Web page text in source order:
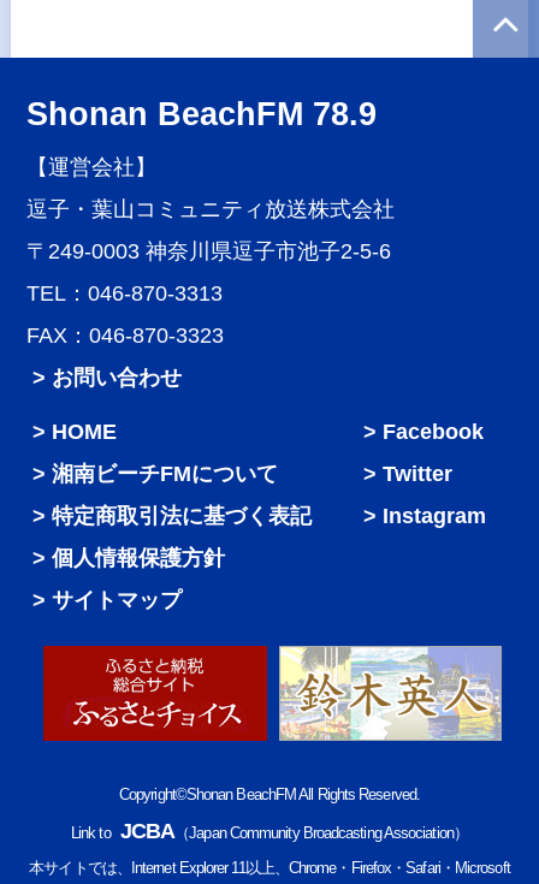
Shonan BeachFM 78.9
【運営会社】
逗子・葉山コミュニティ放送株式会社
〒249-0003 神奈川県逗子市池子2-5-6
TEL：046-870-3313
FAX：046-870-3323
> お問い合わせ
HOME
湘南ビーチFMについて
特定商取引法に基づく表記
個人情報保護方針
サイトマップ
Facebook
Twitter
Instagram
Copyright©Shonan BeachFM All Rights Reserved.
Link to JCBA （Japan Community Broadcasting Association）
本サイトでは、Internet Explorer 11以上、Chrome・Firefox・Safari・Microsoft